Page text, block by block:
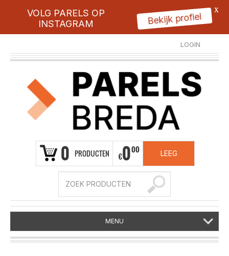
LOGIN
REGISTREER
0 PRODUCTEN €000 LEEG
MENU
VOLG PARELS OP
INSTAGRAM
Bekijk profiel
X